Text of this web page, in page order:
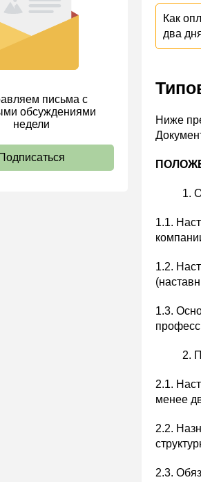
письма с
обсуждениями
недели
Подписаться
Как
два
Ниже
1.1.
1.2.
1.3.
2.1.
менее
2.2.
2.3.